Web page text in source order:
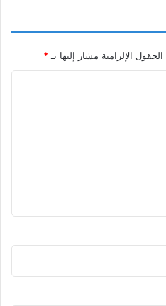
الحقول الإلزامية مشار إليها بـ *